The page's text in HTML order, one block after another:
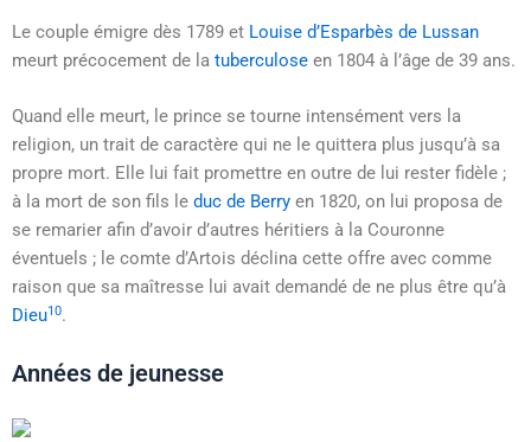
Le couple émigre dès 1789 et Louise d’Esparbès de Lussan
meurt précocement de la tuberculose en 1804 à l’âge de 39 ans.
Quand elle meurt, le prince se tourne intensément vers la
religion, un trait de caractère qui ne le quittera plus jusqu’à sa
propre mort. Elle lui fait promettre en outre de lui rester fidèle ;
à la mort de son fils le duc de Berry en 1820, on lui proposa de
se remarier afin d’avoir d’autres héritiers à la Couronne
éventuels ; le comte d’Artois déclina cette offre avec comme
raison que sa maîtresse lui avait demandé de ne plus être qu’à
Dieu10.
Années de jeunesse